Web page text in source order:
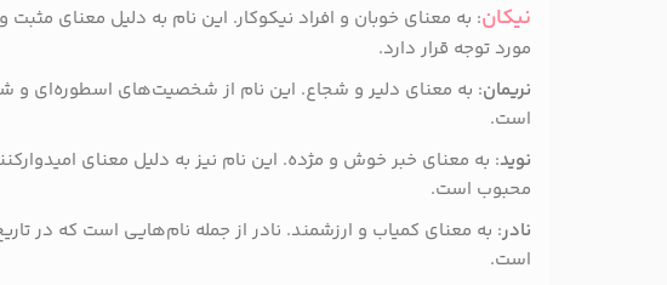
نیکان: به معنای خوبان و افراد نیکوکار. این نام به دلیل معنای مثبت
مورد توجه قرار دارد.
نریمان: به معنای دلیر و شجاع. این نام از شخصیت‌های اسطوره‌ای و
است.
نوید: به معنای خبر خوش و مژده. این نام نیز به دلیل معنای
محبوب است.
نادر: به معنای کمیاب و ارزشمند. نادر از جمله نام‌هایی است که در
است.